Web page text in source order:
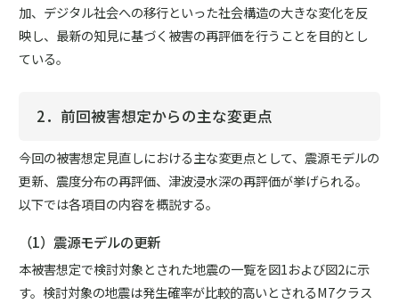
加、デジタル社会への移行といった社会構造の大きな変化を反
映し、最新の知見に基づく被害の再評価を行うことを目的とし
ている。
2．前回被害想定からの主な変更点
今回の被害想定見直しにおける主な変更点として、震源モデルの
更新、震度分布の再評価、津波浸水深の再評価が挙げられる。
以下では各項目の内容を概説する。
（1）震源モデルの更新
本被害想定で検討対象とされた地震の一覧を図1および図2に示
す。検討対象の地震は発生確率が比較的高いとされるM7クラス